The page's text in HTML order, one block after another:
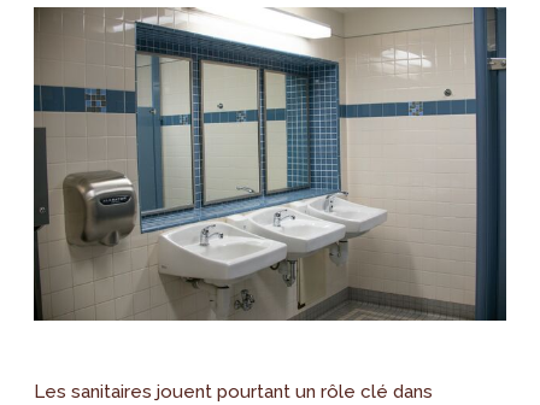
Les sanitaires jouent pourtant un rôle clé dans